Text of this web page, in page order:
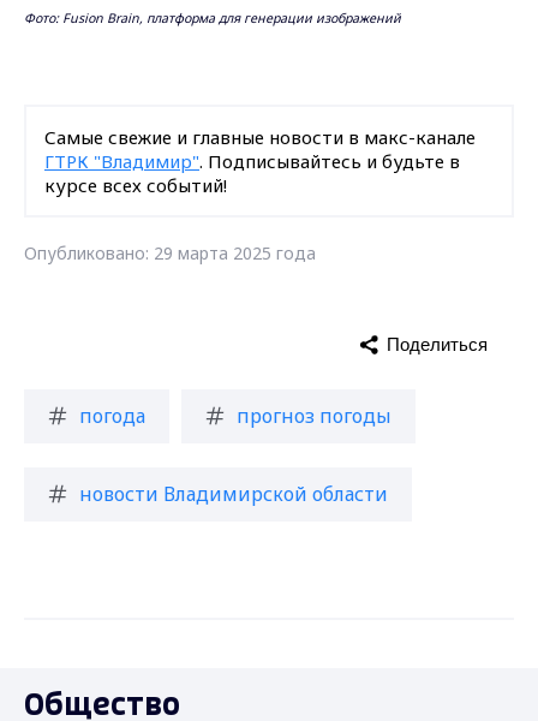
Фото: Fusion Brain, платформа для генерации изображений
Самые свежие и главные новости в макс-канале
ГТРК "Владимир". Подписывайтесь и будьте в
курсе всех событий!
Опубликовано: 29 марта 2025 года
погода прогноз погоды
новости Владимирской области
Поделиться
Общество